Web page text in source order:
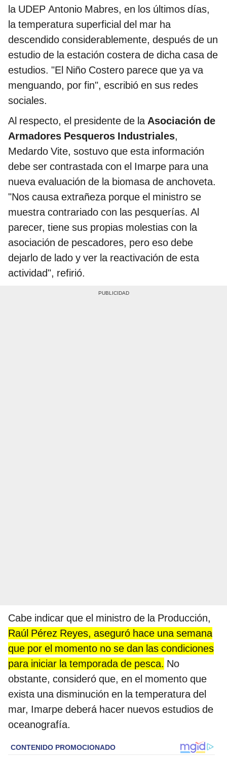
la UDEP Antonio Mabres, en los últimos días,
la temperatura superficial del mar ha
descendido considerablemente, después de un
estudio de la estación costera de dicha casa de
estudios. "El Niño Costero parece que ya va
menguando, por fin", escribió en sus redes
sociales.
Al respecto, el presidente de laAsociación de
Armadores Pesqueros Industriales,
Medardo Vite, sostuvo que esta información
debe ser contrastada con el Imarpe para una
nueva evaluación de la biomasa de anchoveta.
"Nos causa extrañeza porque el ministro se
muestra contrariado con las pesquerías. Al
parecer, tiene sus propias molestias con la
asociación de pescadores, pero eso debe
dejarlo de lado y ver la reactivación de esta
actividad", refirió.
Cabe indicar que el ministro de la Producción,
Raúl Pérez Reyes, aseguró hace una semana
que por el momento no se dan las condiciones
para iniciar la temporada de pesca. No
obstante, consideró que, en el momento que
exista una disminución en la temperatura del
mar, Imarpe deberá hacer nuevos estudios de
oceanografía.